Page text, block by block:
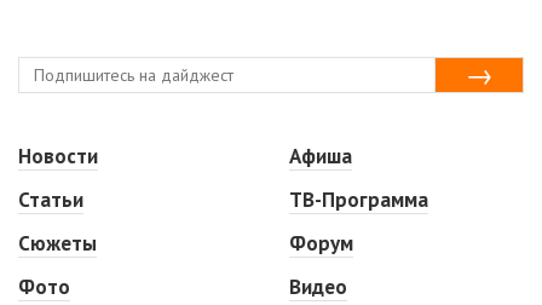
Новости
Статьи
Сюжеты
Фото
Афиша
ТВ-Программа
Форум
Видео